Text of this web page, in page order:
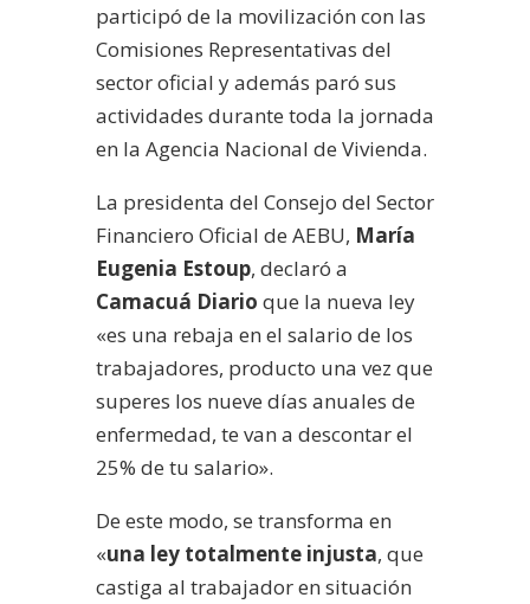
participó de la movilización con las
Comisiones Representativas del
sector oficial y además paró sus
actividades durante toda la jornada
en la Agencia Nacional de Vivienda.
La presidenta del Consejo del Sector
Financiero Oficial de AEBU, María
Eugenia Estoup, declaró a
Camacuá Diario que la nueva ley
«es una rebaja en el salario de los
trabajadores, producto una vez que
superes los nueve días anuales de
enfermedad, te van a descontar el
25% de tu salario».
De este modo, se transforma en
«una ley totalmente injusta, que
castiga al trabajador en situación